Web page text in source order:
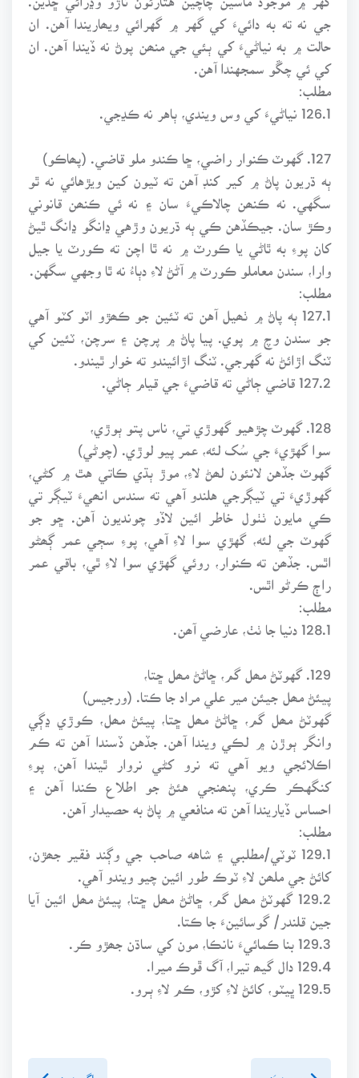
جي نه ته به دائيءَ کي گهر ۾ گهرائي ويھاريندا آهن. ان
حالت ۾ به نياڻيءَ کي ٻئي جي منھن پوڻ نه ڏيندا آهن. ان
کي ئي چڱو سمجهندا آهن.
مطلب:
126.1 نياڻيءَ کي وس ويندي، ٻاهر نه ڪڍجي.
127. گهوٽ ڪنوار راضي، ڇا ڪندو ملو قاضي. (پھاڪو)
ٻه ڌريون پاڻ ۾ کير کنڊ آهن ته ٽيون کين ويڙهائي نه ٿو
سگهي. نه ڪنھن چالاڪيءَ سان ۽ نه ئي ڪنھن قانوني
وڪڙ سان. جيڪڏهن ڪي ٻه ڌريون وڙهي ڍانگو ڍانگ ٿيڻ
کان پوءِ به ٿاڻي يا ڪورٽ ۾ نه ٿا اچن ته ڪورٽ يا جيل
وارا، سندن معاملو ڪورٽ ۾ آڻڻ لاءِ دٻاءُ نه ٿا وجهي سگهن.
مطلب:
127.1 ٻه پاڻ ۾ ٺھيل آهن ته ٽئين جو ڪھڙو اٽو کٽو آهي
جو سندن وچ ۾ پوي. پيا پاڻ ۾ پرچن ۽ سرچن، ٽئين کي
ٽنگ اڙائڻ نه گهرجي. ٽنگ اڙائيندو ته خوار ٿيندو.
127.2 قاضي ڄاڻي ته قاضيءَ جي قيام ڄاڻي.
128. گهوٽ چڙهيو گهوڙي تي، ناس پتو ٻوڙي،
سوا گهڙيءَ جي سُک لئه، عمر پيو لوڙي. (چوڻي)
گهوٽ جڏهن لانئون لھڻ لاءِ، موڙ ٻڌي ڪاتي هٿ ۾ کڻي،
گهوڙيءَ تي ٽيڳرجي هلندو آهي ته سندس انھيءَ ٽيڳر تي
ڪي مايون ٺٺول خاطر ائين لاڏو چونديون آهن. ڇو جو
گهوٽ جي لئه، گهڙي سوا لاءِ آهي، پوءِ سڄي عمر ڳھڻو
اٿس. جڏھن ته ڪنوار، روئي گهڙي سوا لاءِ ٿي، باقي عمر
راڄ ڪرڻو اٿس.
مطلب:
128.1 دنيا جا ٺٺ، عارضي آھن.
129. گهوٽڻ مھل گم، ڇاڻڻ مھل ڇتا،
پيئڻ مھل جيئن مير علي مراد جا ڪتا. (ورجيس)
گهوٽڻ مھل گم، ڇاڻڻ مھل ڇتا، پيئڻ مھل، ڪوڙي ڍڳي
وانگر ٻوڙن ۾ لڪي ويندا آهن. جڏهن ڏسندا آهن ته ڪم
اڪلائجي ويو آهي ته نرو کڻي نروار ٿيندا آهن، پوءِ
کنگهڪر ڪري، پنھنجي هئڻ جو اطلاع ڪندا آهن ۽
احساس ڏياريندا آهن ته منافعي ۾ پاڻ به حصيدار آهن.
مطلب:
129.1 ٽوٽي/مطلبي ۽ شاهه صاحب جي وڳند فقير جھڙن،
کائڻ جي ملھن لاءِ ٽوڪ طور ائين چيو ويندو آهي.
129.2 گهوٽڻ مھل گم، ڇاڻڻ مھل ڇتا، پيئڻ مھل ائين آيا
جين قلندر/ گوسائينءَ جا ڪتا.
129.3 بنا ڪمائيءَ نانڪا، مون کي ساڌن جھڙو ڪر.
129.4 دال گيھ تيرا، آگ ڦوڪ ميرا.
129.5 ڀيٽو، کائڻ لاءِ کڙو، ڪم لاءِ ٻـرو.
اڳيون پنو